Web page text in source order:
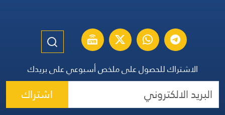
الاشتراك للحصول على ملخص أسبوعي على بريدك
اشتراك